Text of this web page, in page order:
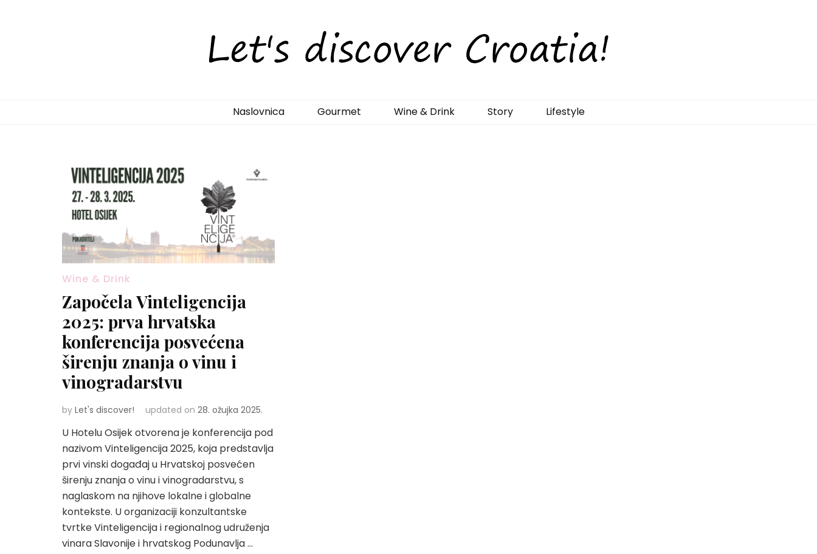
LetsDiscoverCroatia
Naslovnica Gourmet Wine & Drink Story Lifestyle
Wine & Drink
Započela Vinteligencija
2025: prva hrvatska
konferencija posvećena
širenju znanja o vinu i
vinogradarstvu
by Let's discover! updated on 28. ožujka 2025.
U Hotelu Osijek otvorena je konferencija pod
nazivom Vinteligencija 2025, koja predstavlja
prvi vinski događaj u Hrvatskoj posvećen
širenju znanja o vinu i vinogradarstvu, s
naglaskom na njihove lokalne i globalne
kontekste. U organizaciji konzultantske
tvrtke Vinteligencija i regionalnog udruženja
vinara Slavonije i hrvatskog Podunavlja …